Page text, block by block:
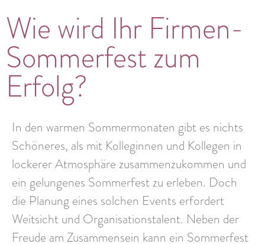
Wie wird Ihr Firmen-
Sommerfest zum
Erfolg?
In den warmen Sommermonaten gibt es nichts
Schöneres, als mit Kolleginnen und Kollegen in
lockerer Atmosphäre zusammenzukommen und
ein gelungenes Sommerfest zu erleben. Doch
die Planung eines solchen Events erfordert
Weitsicht und Organisationstalent. Neben der
Freude am Zusammensein kann ein Sommerfest